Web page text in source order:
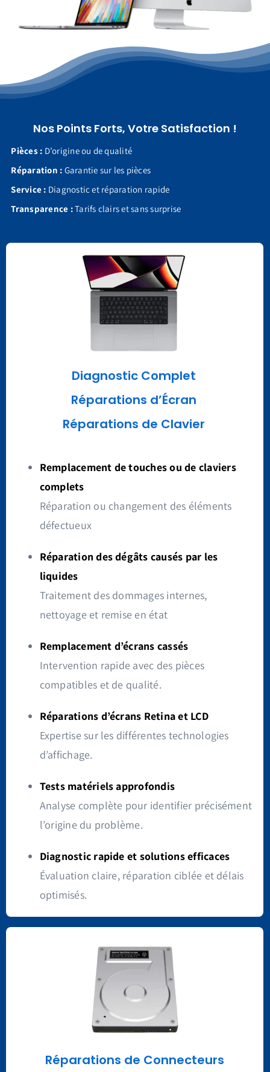
Nos Points Forts, Votre Satisfaction !
Pièces : D’origine ou de qualité
Réparation : Garantie sur les pièces
Service : Diagnostic et réparation rapide
Transparence :Tarifs clairs et sans surprise
Diagnostic Complet
Réparations d’Écran
Réparations de Clavier
Remplacement de touches ou de claviers
complets
Réparation ou changement des éléments
défectueux
Réparation des dégâts causés par les
liquides
Traitement des dommages internes,
nettoyage et remise en état
Remplacement d’écrans cassés
Intervention rapide avec des pièces
compatibles et de qualité.
Réparations d’écrans Retina et LCD
Expertise sur les différentes technologies
d’affichage.
Tests matériels approfondis
Analyse complète pour identifier précisément
l’origine du problème.
Diagnostic rapide et solutions efficaces
Évaluation claire, réparation ciblée et délais
optimisés.
Réparations de Connecteurs